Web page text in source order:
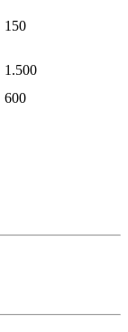
150
1.500
600